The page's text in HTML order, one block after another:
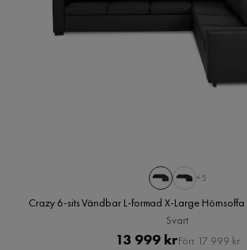
+5
Crazy 6-sits Vändbar L-formad X-Large
Svart
Pris
13 999 krOriginal
Förr 17 999 kr